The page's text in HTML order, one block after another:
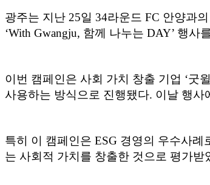
광주는 지난 25일 34라운드 FC 안양과
‘With Gwangju, 함께 나누는 DAY’ 행사
이번 캠페인은 사회 가치 창출 기업 ‘굿
사용하는 방식으로 진행됐다. 이날 행
특히 이 캠페인은 ESG 경영의 우수사
는 사회적 가치를 창출한 것으로 평가받